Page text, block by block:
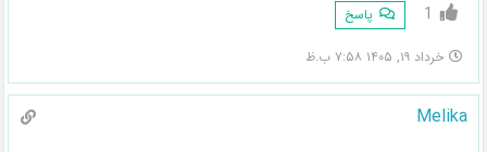
1 پاسخ
خرداد ۱۹, ۱۴۰۵ ۷:۵۸ ب.ظ
Melika